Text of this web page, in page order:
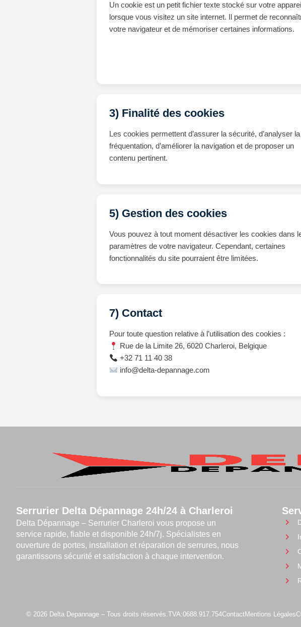
Un cookie est un petit fichier texte stocké sur votre
lorsque vous visitez un site internet. Il permet de
votre navigateur et de mémoriser certaines informations.
3) Finalité des cookies
Les cookies permettent d’assurer la sécurité, d’analyser la
fréquentation, d’améliorer la navigation et de proposer un
contenu pertinent.
5) Gestion des cookies
Vous pouvez à tout moment désactiver les cookies dans
paramètres de votre navigateur. Cependant, certaines
fonctionnalités du site pourraient être limitées.
7) Contact
Pour toute question relative à l’utilisation des cookies :
Rue de la Limite 26, 6020 Charleroi, Belgique
+32 71 11 40 38
info@delta-depannage.com
Serrurier Delta Dépannage 24h/24 à Charleroi
Delta Dépannage – Serrurier Charleroi vous propose un
service rapide, fiable et disponible 24h/7j. Spécialistes en
ouverture de portes, installation et réparation de serrures, nous
garantissons sécurité et satisfaction à chaque intervention.
© 2026 Delta Depannage – Tous droits réservés. TVA:0688.917.754ContactMentions Légales